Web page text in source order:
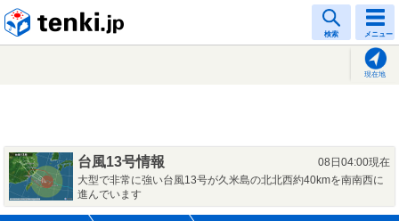
検索 メニュー
現在地
台風13号情報
08日04:00現在
大型で非常に強い台風13号が久米島の北北西約40kmを南南西に
進んでいます